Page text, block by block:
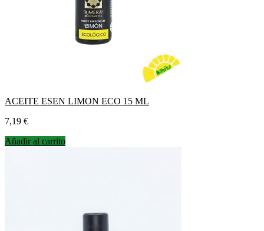
ACEITE ESEN LIMON ECO 15 ML
Precio
7,19 €
Añadir al carrito